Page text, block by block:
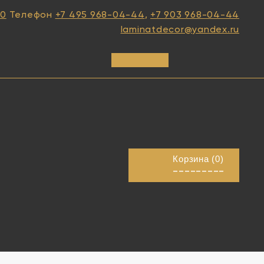
Телефон +7 495 968-04-44, +7 903 968-04-44
laminatdecor@yandex.ru
Корзина (0)
---------